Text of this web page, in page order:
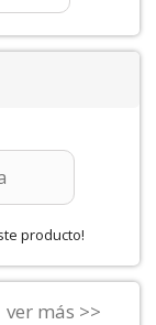
producto!
ver más >>